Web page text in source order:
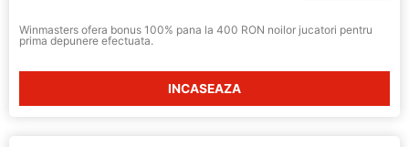
Winmasters ofera bonus 100% pana la 400 RON noilor jucatori pentru
prima depunere efectuata.
INCASEAZA